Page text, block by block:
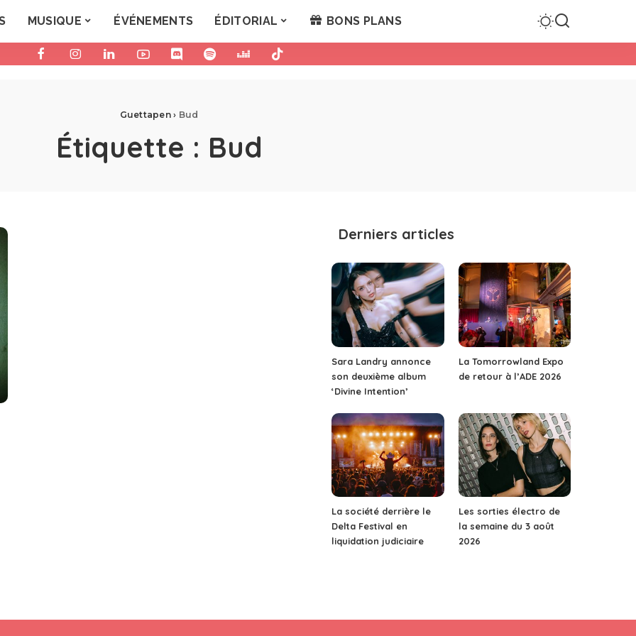
MUSIQUE ÉVÉNEMENTS ÉDITORIAL BONS PLANS
Guettapen› Bud
Étiquette : Bud
Derniers articles
Sara Landry annonce
son deuxième album
‘Divine Intention’
La Tomorrowland Expo
de retour à l’ADE 2026
La société derrière le
Delta Festival en
liquidation judiciaire
Les sorties électro de
la semaine du 3 août
2026